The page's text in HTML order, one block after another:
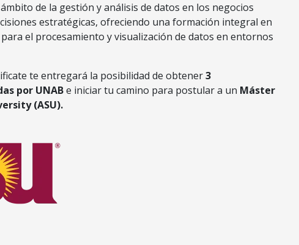
de la gestión y análisis de datos en los negocios
estratégicas, ofreciendo una formación integral en
el procesamiento y visualización de datos en entornos
te entregará la posibilidad de obtener3
por UNABe iniciar tu camino para postular a un Máster
(ASU).